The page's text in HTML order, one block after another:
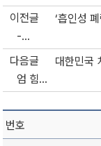
이전글
‘흡인성
-...
다음글
대한민국
엄 힘...
번호